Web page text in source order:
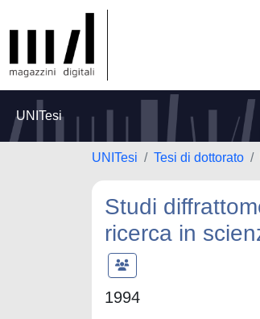
UNITesi
UNITesi Tesi di dottorato
Studi
ricerca in
1994